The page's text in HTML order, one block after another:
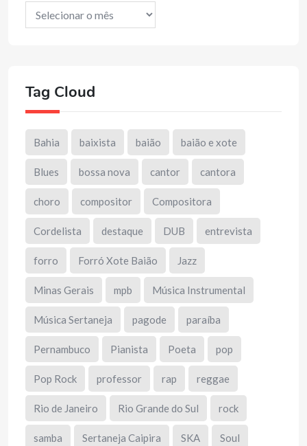
Arquivos
Tag Cloud
Bahia baixista baião baião e xote
Blues bossa nova cantor cantora
choro compositor Compositora
Cordelista destaque DUB entrevista
forro Forró Xote Baião Jazz
Minas Gerais mpb Música Instrumental
Música Sertaneja pagode paraíba
Pernambuco Pianista Poeta pop
Pop Rock professor rap reggae
Rio de Janeiro Rio Grande do Sul rock
samba Sertaneja Caipira SKA Soul